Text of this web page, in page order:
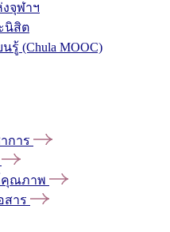
จุฬาฯ
นิสิต
รู้ (Chula MOOC)
การ
คุณภาพ
สาร